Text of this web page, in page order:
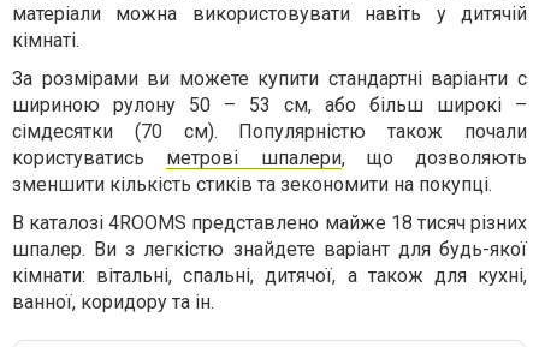
матеріали можна використовувати навіть у дитячій
кімнаті.
За розмірами ви можете купити стандартні варіанти с
шириною рулону 50 – 53 см, або більш широкі –
сімдесятки (70 см). Популярністю також почали
користуватись метрові шпалери, що дозволяють
зменшити кількість стиків та зекономити на покупці.
В каталозі 4ROOMS представлено майже 18 тисяч різних
шпалер. Ви з легкістю знайдете варіант для будь-якої
кімнати: вітальні, спальні, дитячої, а також для кухні,
ванної, коридору та ін.